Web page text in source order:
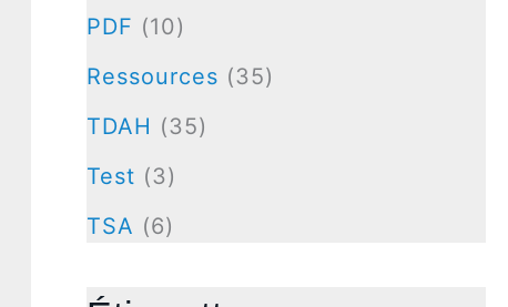
PDF (10)
Ressources (35)
TDAH (35)
Test (3)
TSA (6)